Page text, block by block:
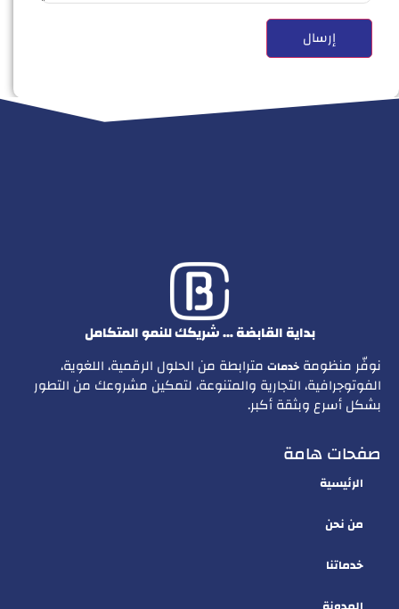
بداية القابضة … شريكك للنمو المتكامل
نوفّر منظومة خدمات مترابطة من الحلول الرقمية، اللغوية،
الفوتوجرافية، التجارية والمتنوعة، لتمكين مشروعك من التطور
بشكل أسرع وبثقة أكبر.
صفحات هامة
الرئيسية
من نحن
خدماتنا